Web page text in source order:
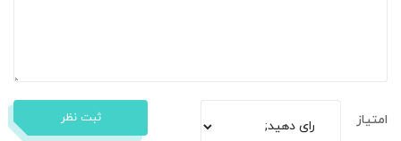
امتیاز
ثبت نظر